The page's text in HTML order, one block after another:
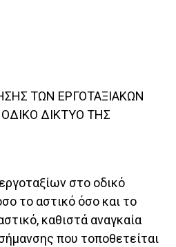
ΤΩΝ ΕΡΓΟΤΑΞΙΑΚΩΝ
ΔΙΚΤΥΟ ΤΗΣ
στο οδικό
το αστικό όσο και το
καθιστά αναγκαία
που τοποθετείται